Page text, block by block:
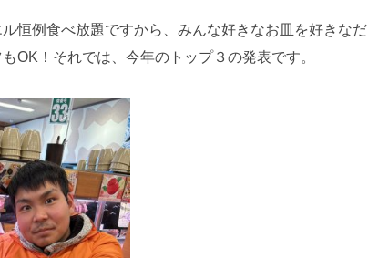
恒例食べ放題ですから、みんな好きなお皿を好きな
OK！それでは、今年のトップ３の発表です。